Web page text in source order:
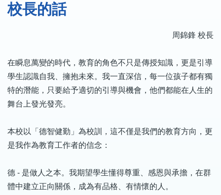
連
校長的話
周錦鋒 校長
在瞬息萬變的時代，教育的角色不只是傳授知識，更是引導
學生認識自我、擁抱未來。我一直深信，每一位孩子都有獨
特的潛能，只要給予適切的引導與機會，他們都能在人生的
舞台上發光發亮。
本校以「德智健勤」為校訓，這不僅是我們的教育方向，更
是我作為教育工作者的信念：
德 - 是做人之本。我期望學生懂得尊重、感恩與承擔，在群
體中建立正向關係，成為有品格、有情懷的人。